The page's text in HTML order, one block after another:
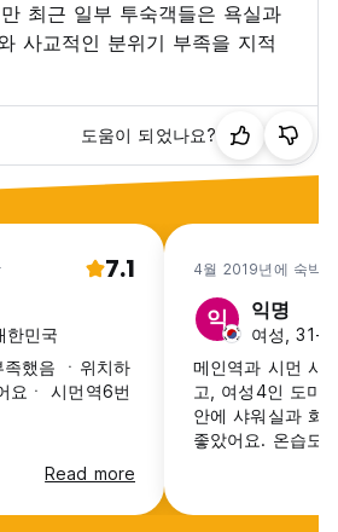
최근 일부 투숙객들은 욕실과
사교적인 분위기 부족을 지적
도움이 되었나요?
7.1
한민국
했음 ㆍ위치하
Read more
4월 2019년에 숙박
익 익명
여성, 31-
메인역과 시먼 사
고, 여성4인 도미
안에 샤워실과 화
좋았어요. 온습도
거의없지만 도움